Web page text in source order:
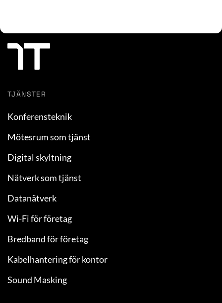
TJÄNSTER
Konferensteknik
Mötesrum som tjänst
Digital skyltning
Nätverk som tjänst
Datanätverk
Wi-Fi för företag
Bredband för företag
Kabelhantering för kontor
Sound Masking